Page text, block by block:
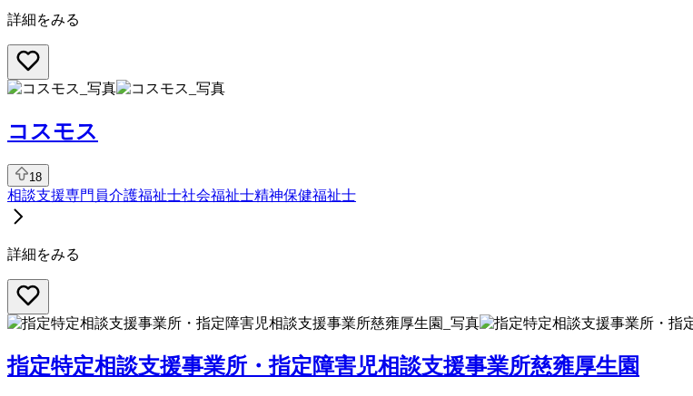
詳細をみる
コスモス
18
相談支援専門員介護福祉士社会福祉士精神保健福祉士
詳細をみる
指定特定相談支援事業所・指定障害児相談支援事業所慈雍厚生園